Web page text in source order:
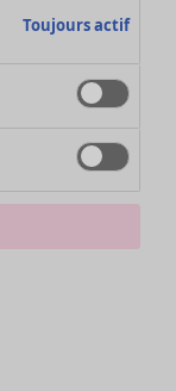
Toujours actif